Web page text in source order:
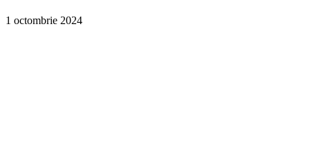
1 octombrie 2024